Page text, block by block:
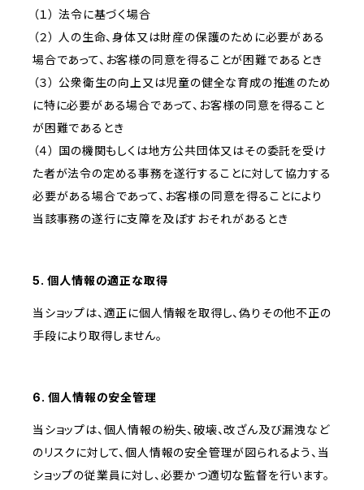
（１） 法令に基づく場合
（２） 人の生命、身体又は財産の保護のために必要がある
場合であって、お客様の同意を得ることが困難であるとき
（３） 公衆衛生の向上又は児童の健全な育成の推進のため
に特に必要がある場合であって、お客様の同意を得ること
が困難であるとき
（４） 国の機関もしくは地方公共団体又はその委託を受け
た者が法令の定める事務を遂行することに対して協力する
必要がある場合であって、お客様の同意を得ることにより
当該事務の遂行に支障を及ぼすおそれがあるとき
5. 個人情報の適正な取得
当ショップは、適正に個人情報を取得し、偽りその他不正の
手段により取得しません。
6. 個人情報の安全管理
当ショップは、個人情報の紛失、破壊、改ざん及び漏洩など
のリスクに対して、個人情報の安全管理が図られるよう、当
ショップの従業員に対し、必要かつ適切な監督を行います。